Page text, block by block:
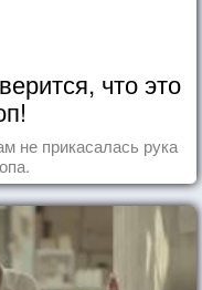
что это
не прикасалась рука